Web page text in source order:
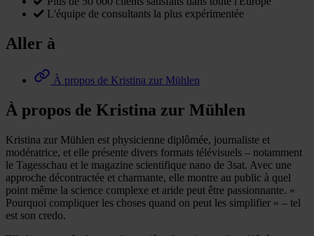
L'équipe de consultants la plus expérimentée
Aller à
À propos de Kristina zur Mühlen
À propos de Kristina zur Mühlen
Kristina zur Mühlen est physicienne diplômée, journaliste et
modératrice, et elle présente divers formats télévisuels – notamment
le Tagesschau et le magazine scientifique nano de 3sat. Avec une
approche décontractée et charmante, elle montre au public à quel
point même la science complexe et aride peut être passionnante. «
Pourquoi compliquer les choses quand on peut les simplifier » – tel
est son credo.